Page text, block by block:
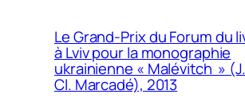
Le Grand-Prix du Forum du
à Lviv pour la monographie
ukrainienne « Malévitch »
Cl. Marcadé), 2013